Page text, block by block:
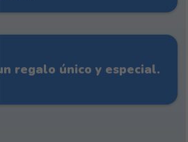
regalo único y especial.